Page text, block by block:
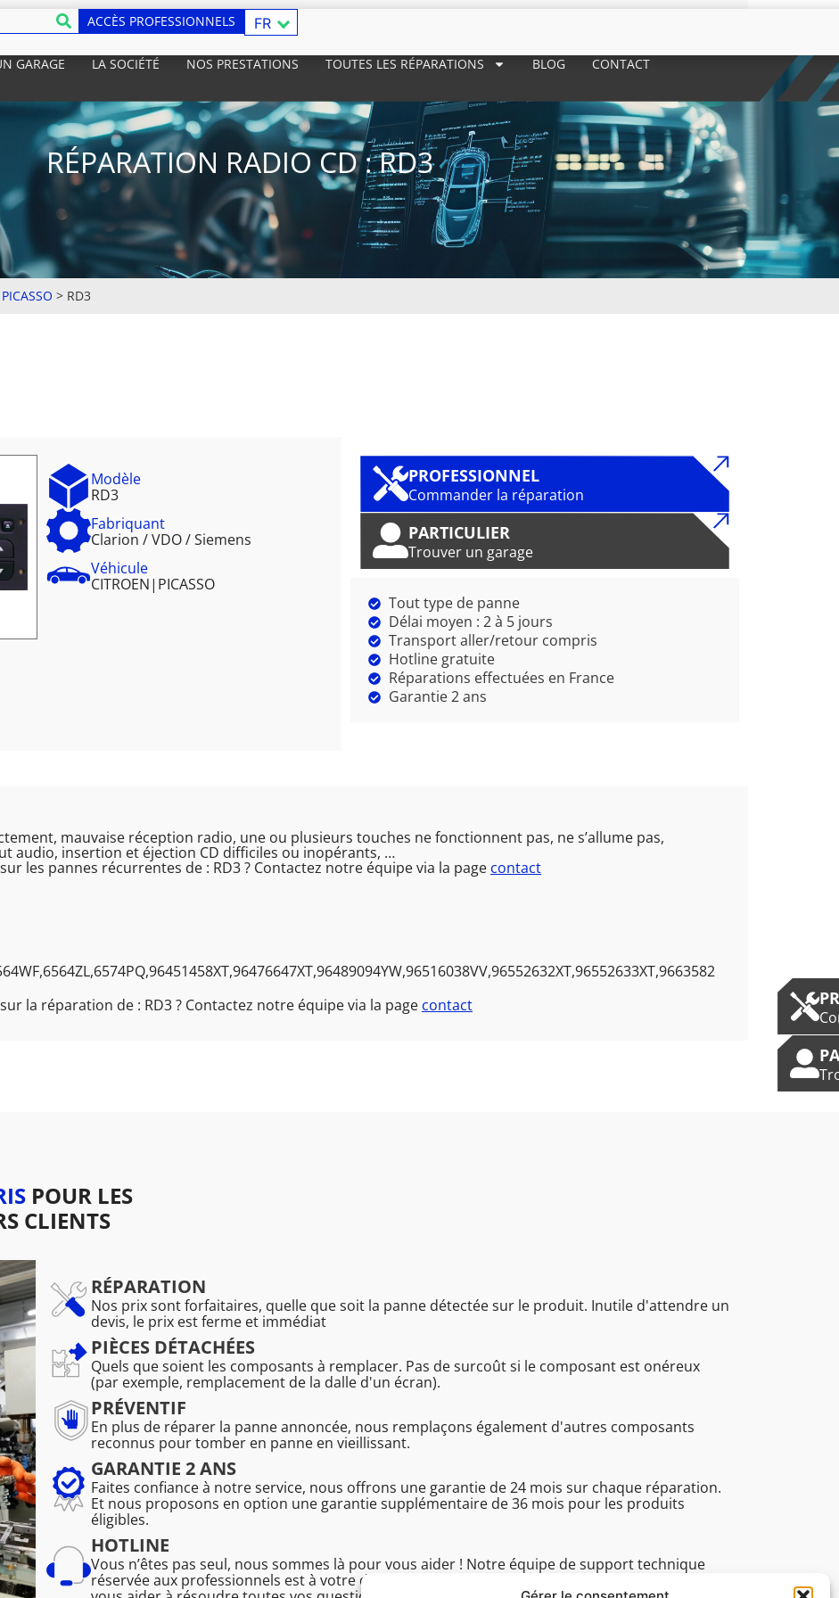
ACCÈS PROFESSIONNELS FR
GARAGE LA SOCIÉTÉ NOS PRESTATIONS TOUTES LES RÉPARATIONS BLOG CONTACT
RÉPARATION RADIO CD : RD3
PICASSO > RD3
Modèle
RD3
Fabriquant
Clarion / VDO / Siemens
Véhicule
CITROEN| PICASSO
PROFESSIONNEL
Commander la réparation
PARTICULIER
Trouver un garage
Tout type de panne
Délai moyen : 2 à 5 jours
Transport aller/retour compris
Hotline gratuite
Réparations effectuées en France
Garantie 2 ans
mauvaise réception radio, une ou plusieurs touches ne fonctionnent pas, ne s’allume pas,
audio, insertion et éjection CD difficiles ou inopérants, …
les pannes récurrentes de : RD3 ? Contactez notre équipe via la page contact
la réparation de : RD3 ? Contactez notre équipe via la page contact
POUR LES
CLIENTS
RÉPARATION
Nos prix sont forfaitaires, quelle que soit la panne détectée sur le produit. Inutile d'attendre un
devis, le prix est ferme et immédiat
PIÈCES DÉTACHÉES
Quels que soient les composants à remplacer. Pas de surcoût si le composant est onéreux
(par exemple, remplacement de la dalle d'un écran).
PRÉVENTIF
En plus de réparer la panne annoncée, nous remplaçons également d'autres composants
reconnus pour tomber en panne en vieillissant.
GARANTIE 2 ANS
Faites confiance à notre service, nous offrons une garantie de 24 mois sur chaque réparation.
Et nous proposons en option une garantie supplémentaire de 36 mois pour les produits
éligibles.
HOTLINE
Vous n’êtes pas seul, nous sommes là pour vous aider ! Notre équipe de support technique
réservée aux professionnels est à votre disposition du lundi au vendredi de 8h30 à 16h45 pour